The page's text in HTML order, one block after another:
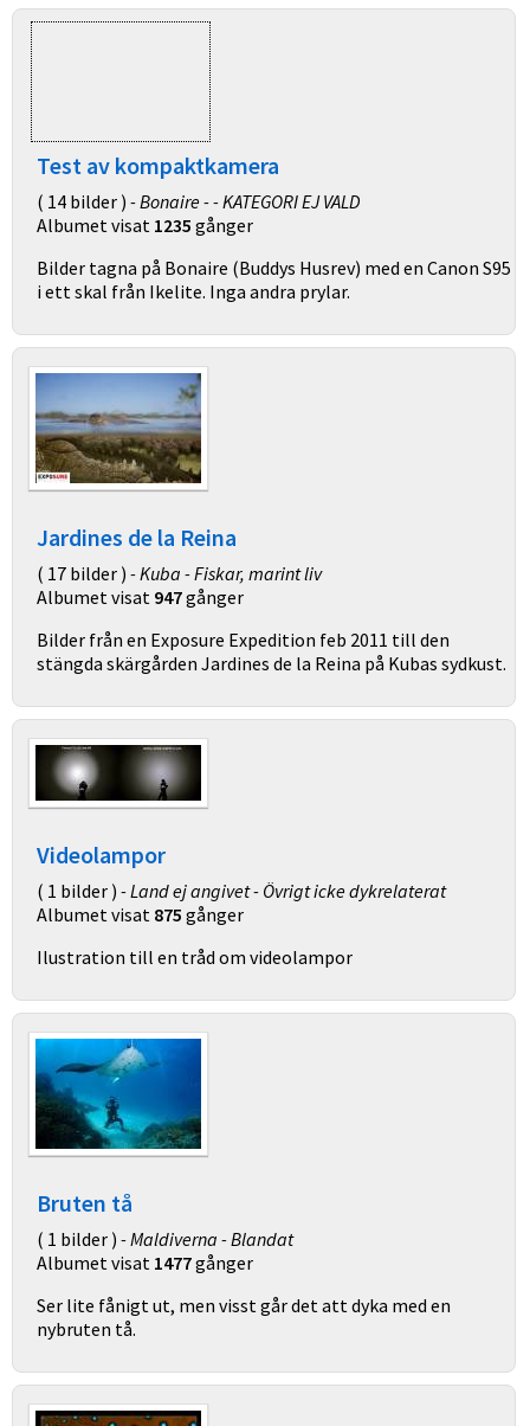
Test av kompaktkamera
( 14 bilder ) - Bonaire - - KATEGORI EJ VALD
Albumet visat 1235 gånger
Bilder tagna på Bonaire (Buddys Husrev) med en Canon S95
i ett skal från Ikelite. Inga andra prylar.
Jardines de la Reina
( 17 bilder ) - Kuba - Fiskar, marint liv
Albumet visat 947gånger
Bilder från en Exposure Expedition feb 2011 till den
stängda skärgården Jardines de la Reina på Kubas sydkust.
Videolampor
( 1 bilder ) - Land ej angivet - Övrigt icke dykrelaterat
Albumet visat 875 gånger
Ilustration till en tråd om videolampor
Bruten tå
( 1 bilder ) - Maldiverna - Blandat
Albumet visat 1477gånger
Ser lite fånigt ut, men visst går det att dyka med en
nybruten tå.